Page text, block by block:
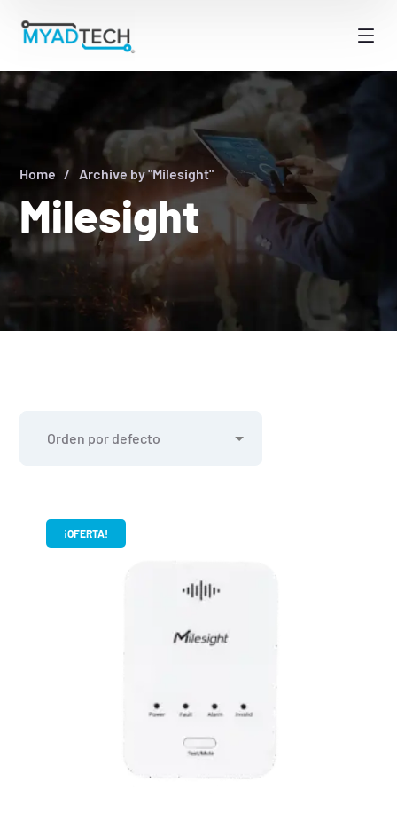
Milesight
Home Archive by "Milesight"
¡OFERTA!